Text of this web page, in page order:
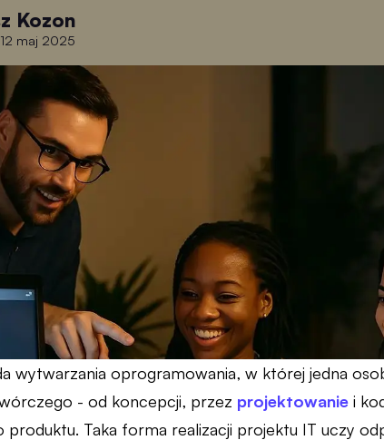
Kozon
12 maj 2025
oprogramowania, w której jedna
- od koncepcji, przez projektowanie i
Taka forma realizacji projektu IT uczy